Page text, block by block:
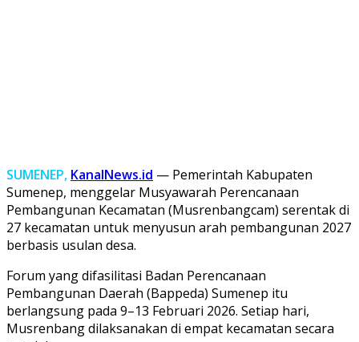
SUMENEP, KanalNews.id — Pemerintah Kabupaten
Sumenep, menggelar Musyawarah Perencanaan
Pembangunan Kecamatan (Musrenbangcam) serentak di
27 kecamatan untuk menyusun arah pembangunan 2027
berbasis usulan desa.
Forum yang difasilitasi Badan Perencanaan
Pembangunan Daerah (Bappeda) Sumenep itu
berlangsung pada 9–13 Februari 2026. Setiap hari,
Musrenbang dilaksanakan di empat kecamatan secara